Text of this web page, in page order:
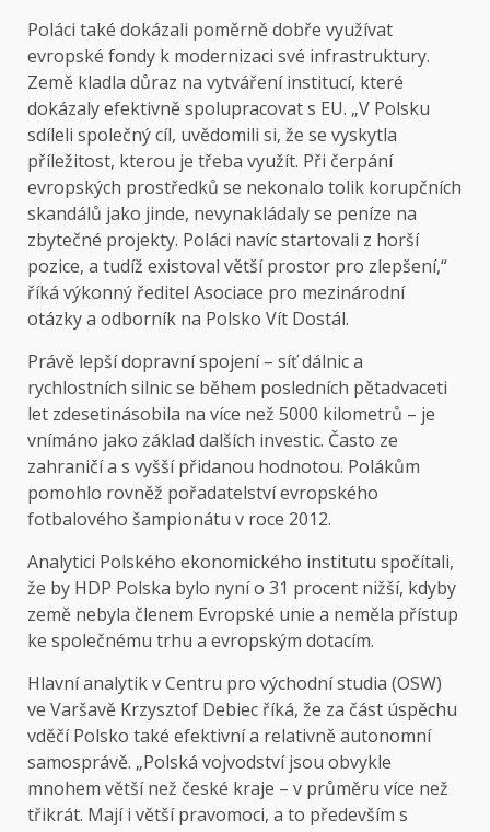
Poláci také dokázali poměrně dobře využívat
evropské fondy k modernizaci své infrastruktury.
Země kladla důraz na vytváření institucí, které
dokázaly efektivně spolupracovat s EU. „V Polsku
sdíleli společný cíl, uvědomili si, že se vyskytla
příležitost, kterou je třeba využít. Při čerpání
evropských prostředků se nekonalo tolik korupčních
skandálů jako jinde, nevynakládaly se peníze na
zbytečné projekty. Poláci navíc startovali z horší
pozice, a tudíž existoval větší prostor pro zlepšení,“
říká výkonný ředitel Asociace pro mezinárodní
otázky a odborník na Polsko Vít Dostál.
Právě lepší dopravní spojení – síť dálnic a
rychlostních silnic se během posledních pětadvaceti
let zdesetinásobila na více než 5000 kilometrů – je
vnímáno jako základ dalších investic. Často ze
zahraničí a s vyšší přidanou hodnotou. Polákům
pomohlo rovněž pořadatelství evropského
fotbalového šampionátu v roce 2012.
Analytici Polského ekonomického institutu spočítali,
že by HDP Polska bylo nyní o 31 procent nižší, kdyby
země nebyla členem Evropské unie a neměla přístup
ke společnému trhu a evropským dotacím.
Hlavní analytik v Centru pro východní studia (OSW)
ve Varšavě Krzysztof Debiec říká, že za část úspěchu
vděčí Polsko také efektivní a relativně autonomní
samosprávě. „Polská vojvodství jsou obvykle
mnohem větší než české kraje – v průměru více než
třikrát. Mají i větší pravomoci, a to především s